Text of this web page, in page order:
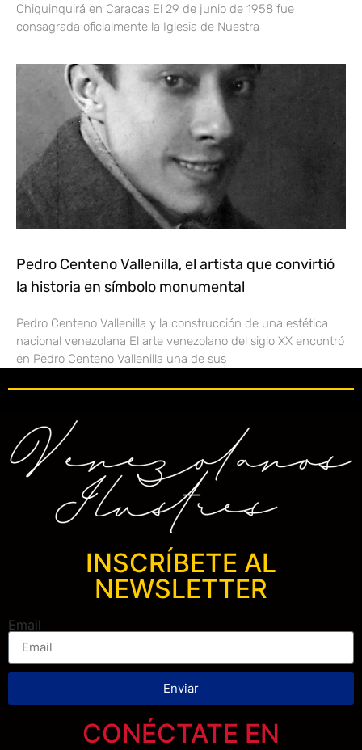
Chiquinquirá en Caracas El 29 de junio de 1958 fue
consagrada oficialmente la Iglesia de Nuestra
Pedro Centeno Vallenilla, el artista que convirtió
la historia en símbolo monumental
Pedro Centeno Vallenilla y la construcción de una estética
nacional venezolana El arte venezolano del siglo XX encontró
en Pedro Centeno Vallenilla una de sus
INSCRÍBETE AL
NEWSLETTER
Email
Enviar
CONÉCTATE EN